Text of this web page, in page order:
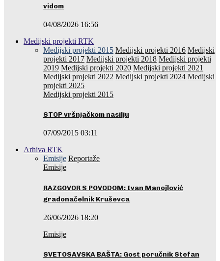
vidom
04/08/2026 16:56
Medijski projekti RTK
Medijski projekti 2015 Medijski projekti 2016 Medijski
projekti 2017 Medijski projekti 2018 Medijski projekti
2019 Medijski projekti 2020 Medijski projekti 2021
Medijski projekti 2022 Medijski projekti 2024 Medijski
projekti 2025
Medijski projekti 2015
STOP vršnjačkom nasilju
07/09/2015 03:11
Arhiva RTK
Emisije Reportaže
Emisije
RAZGOVOR S POVODOM: Ivan Manojlović
gradonačelnik Kruševca
26/06/2026 18:20
Emisije
SVETOSAVSKA BAŠTA: Gost poručnik Stefan